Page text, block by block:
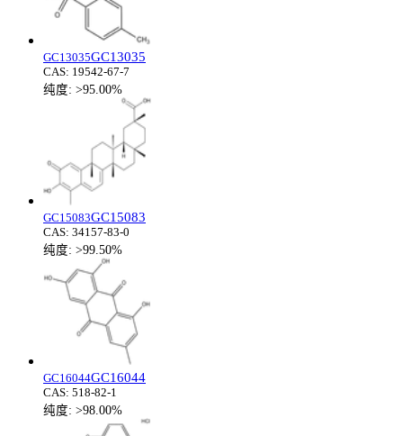
GC13035GC13035
CAS: 19542-67-7
纯度: >95.00%
GC15083GC15083
CAS: 34157-83-0
纯度: >99.50%
GC16044GC16044
CAS: 518-82-1
纯度: >98.00%